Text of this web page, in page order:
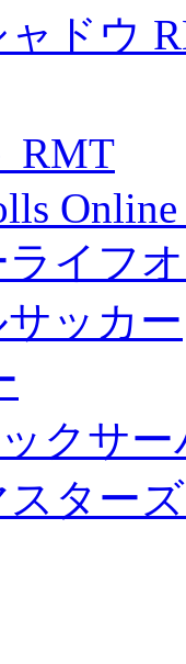
ャドウ
RMT
イフ
ッカー
クサ
ター